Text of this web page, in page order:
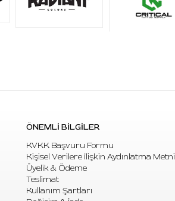
ÖNEMLİ BİLGİLER
KVKK Başvuru Formu
Kişisel Verilere İlişkin Aydınlatma Metni
Üyelik & Ödeme
Teslimat
Kullanım Şartları